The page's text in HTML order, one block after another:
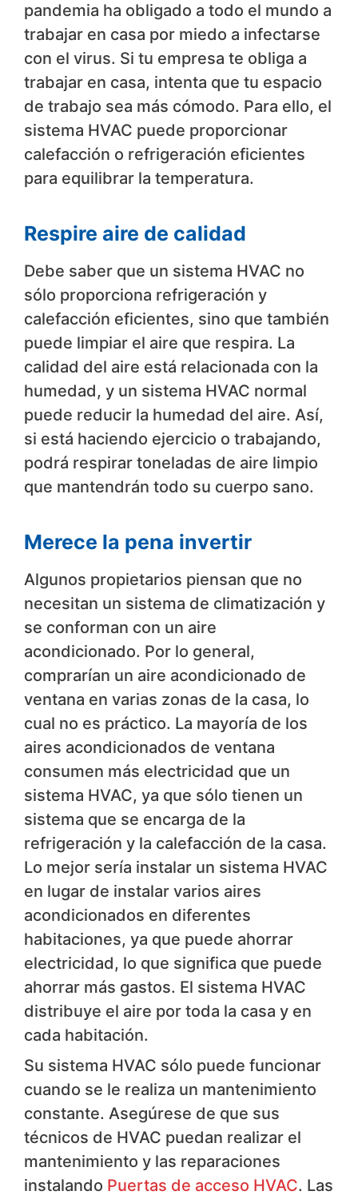
pandemia ha obligado a todo el mundo a
trabajar en casa por miedo a infectarse
con el virus. Si tu empresa te obliga a
trabajar en casa, intenta que tu espacio
de trabajo sea más cómodo. Para ello, el
sistema HVAC puede proporcionar
calefacción o refrigeración eficientes
para equilibrar la temperatura.
Respire aire de calidad
Debe saber que un sistema HVAC no
sólo proporciona refrigeración y
calefacción eficientes, sino que también
puede limpiar el aire que respira. La
calidad del aire está relacionada con la
humedad, y un sistema HVAC normal
puede reducir la humedad del aire. Así,
si está haciendo ejercicio o trabajando,
podrá respirar toneladas de aire limpio
que mantendrán todo su cuerpo sano.
Merece la pena invertir
Algunos propietarios piensan que no
necesitan un sistema de climatización y
se conforman con un aire
acondicionado. Por lo general,
comprarían un aire acondicionado de
ventana en varias zonas de la casa, lo
cual no es práctico. La mayoría de los
aires acondicionados de ventana
consumen más electricidad que un
sistema HVAC, ya que sólo tienen un
sistema que se encarga de la
refrigeración y la calefacción de la casa.
Lo mejor sería instalar un sistema HVAC
en lugar de instalar varios aires
acondicionados en diferentes
habitaciones, ya que puede ahorrar
electricidad, lo que significa que puede
ahorrar más gastos. El sistema HVAC
distribuye el aire por toda la casa y en
cada habitación.
Su sistema HVAC sólo puede funcionar
cuando se le realiza un mantenimiento
constante. Asegúrese de que sus
técnicos de HVAC puedan realizar el
mantenimiento y las reparaciones
instalando Puertas de acceso HVAC. Las